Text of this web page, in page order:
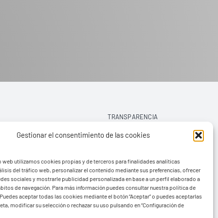
Gestionar el consentimiento de las cookies
web utilizamos cookies propias y de terceros para finalidades analíticas
del tráfico web, personalizar el contenido mediante sus preferencias, ofrecer
sociales y mostrarle publicidad personalizada en base a un perfil elaborado a
de navegación. Para más información puedes consultar nuestra política de
Puedes aceptar todas las cookies mediante el botón “Aceptar” o puedes aceptarlas
modificar su selección o rechazar su uso pulsando en “Configuración de
TRANSPARENCIA
AVISO LEGAL
POLÍTICA DE PRIVACIDAD
POLÍTICA DE COOKIES (UE)